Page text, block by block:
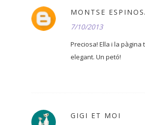
MONTSE
7/10/2013
Preciosa! Ella i la pàgina
elegant. Un petó!
GIGI ET MOI